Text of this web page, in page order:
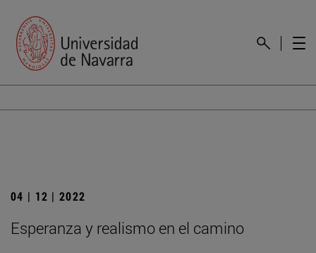
04 | 12 | 2022
Esperanza y realismo en el camino